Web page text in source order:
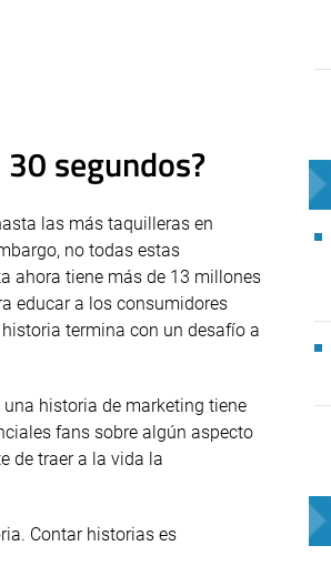
segundos?
las más taquilleras en
no todas estas
ahora tiene más de 13 millones
educar a los consumidores
termina con un desafío a
historia de marketing tiene
fans sobre algún aspecto
de traer a la vida la
Contar historias es